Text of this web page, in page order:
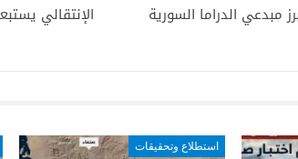
مبدعي الدراما السورية الإنتقالي
استطلاع وتحقيقات